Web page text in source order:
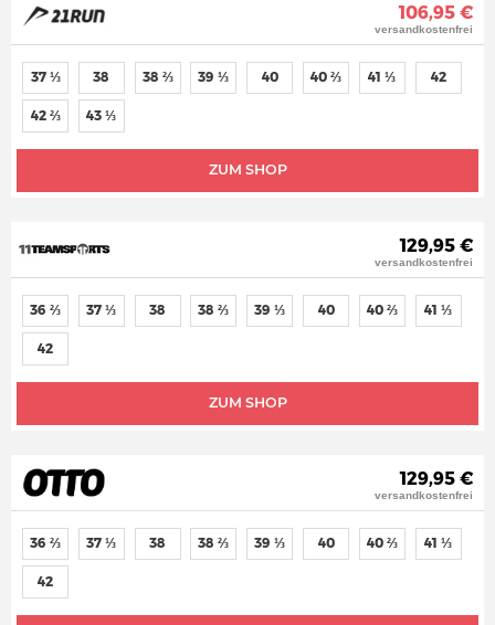
106,95 €
versandkostenfrei
ZUM SHOP
37 ⅓ 38 38 ⅔ 39 ⅓ 40 40 ⅔ 41 ⅓ 42
42 ⅔ 43 ⅓
129,95 €
versandkostenfrei
ZUM SHOP
36 ⅔ 37 ⅓ 38 38 ⅔ 39 ⅓ 40 40 ⅔ 41 ⅓
42
129,95 €
versandkostenfrei
36 ⅔ 37 ⅓ 38 38 ⅔ 39 ⅓ 40 40 ⅔ 41 ⅓
42